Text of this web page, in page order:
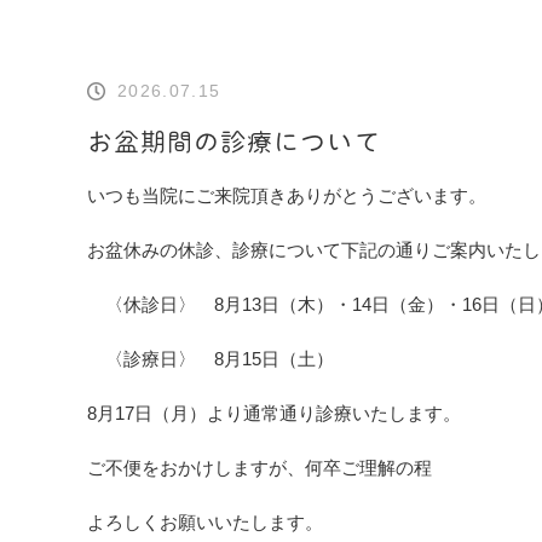
2026.07.15
お盆期間の診療について
いつも当院にご来院頂きありがとうございます。
お盆休みの休診、診療について下記の通りご案内いたし
〈休診日〉 8月13日（木）・14日（金）・16日（日
〈診療日〉 8月15日（土）
8月17日（月）より通常通り診療いたします。
ご不便をおかけしますが、何卒ご理解の程
よろしくお願いいたします。